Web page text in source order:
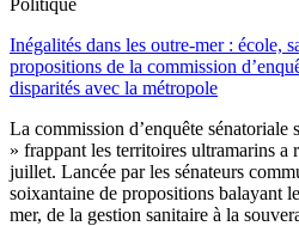
Inégalités dans les outre-mer : école,
propositions de la commission
disparités avec la métropole
La commission d’enquête sénatoriale
» frappant les territoires ultramarins a
juillet. Lancée par les sénateurs
soixantaine de propositions balayant
mer, de la gestion sanitaire à la